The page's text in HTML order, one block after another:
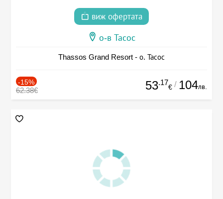
виж офертата
о-в Тасос
Thassos Grand Resort - о. Тасос
-15%
62.38€ 53.17
€ / 104лв.